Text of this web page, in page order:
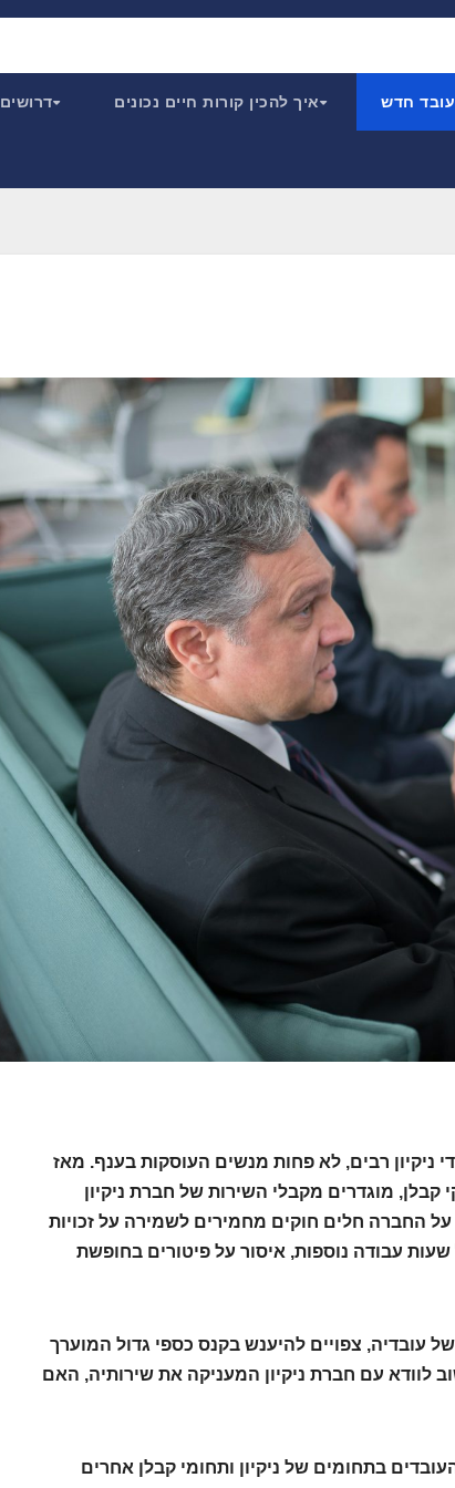
חדש איך להכין קורות חיים נכונים דרושים
ניקיון רבים, לא פחות מנשים העוסקות בענף. מאז
קבלן, מוגדרים מקבלי השירות של חברת ניקיון
החברה חלים חוקים מחמירים לשמירה על זכויות
שעות עבודה נוספות, איסור על פיטורים בחופשת
עובדיה, צפויים להיענש בקנס כספי גדול המוערך
לוודא עם חברת ניקיון המעניקה את שירותיה, האם
בתחומים של ניקיון ותחומי קבלן אחרים